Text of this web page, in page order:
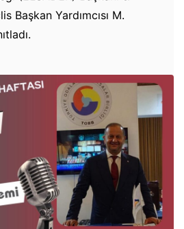
Başkan Yardımcısı M.